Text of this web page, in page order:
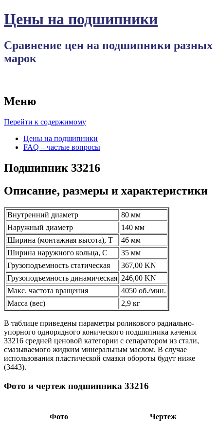
Цены на подшипники
Сравнение цен на подшипники разных
марок
Меню
Перейти к содержимому
Цены на подшипники
FAQ – частые вопросы
Подшипник 33216
Описание, размеры и характеристики
Внутренний диаметр
80 мм
Наружный диаметр
140 мм
Ширина (монтажная высота), T
46 мм
Ширина наружного кольца, С
35 мм
Грузоподъемность статическая
367,00 KN
Грузоподъемность динамическая 246,00 KN
Макс. частота вращения
4050 об./мин.
Масса (вес)
2,9 кг
В таблице приведены параметры роликового радиально-
упорного однорядного конического подшипника качения
33216 средней ценовой категории с сепаратором из стали,
смазываемого жидким минеральным маслом. В случае
использования пластической смазки обороты будут ниже
(3443).
Фото и чертеж подшипника 33216
Фото Чертеж